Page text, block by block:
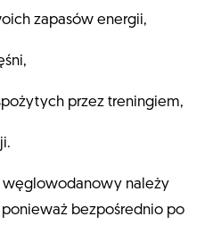
zapasów energii,
przez treningiem,
węglowodanowy należy
ponieważ bezpośrednio po